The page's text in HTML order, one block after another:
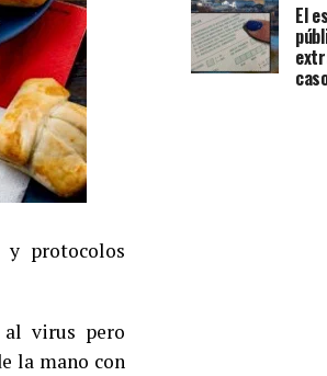
protocolos
al virus pero
la mano con
El